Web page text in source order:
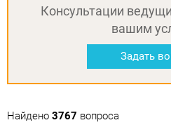
Консультации
вашим
Задать
Найдено 3767 вопроса